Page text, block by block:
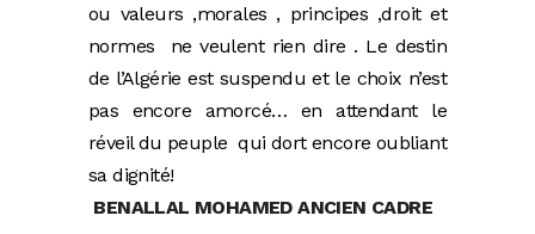
ou valeurs ,morales , principes ,droit et
normes ne veulent rien dire . Le destin
de l’Algérie est suspendu et le choix n’est
pas encore amorcé… en attendant le
réveil du peuple qui dort encore oubliant
sa dignité!
BENALLAL MOHAMED ANCIEN CADRE